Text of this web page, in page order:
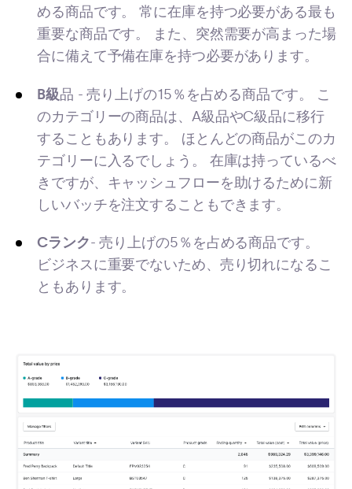
める商品です。 常に在庫を持つ必要がある最も
重要な商品です。 また、突然需要が高まった場
合に備えて予備在庫を持つ必要があります。
B級品 - 売り上げの15％を占める商品です。 こ
のカテゴリーの商品は、A級品やC級品に移行
することもあります。 ほとんどの商品がこのカ
テゴリーに入るでしょう。 在庫は持っているべ
きですが、キャッシュフローを助けるために新
しいバッチを注文することもできます。
Cランク- 売り上げの5％を占める商品です。
ビジネスに重要でないため、売り切れになるこ
ともあります。